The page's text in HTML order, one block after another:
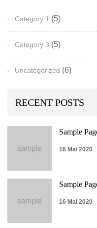
Category 1 (5)
Category 3 (5)
Uncategorized (6)
RECENT POSTS
Sample
16 Mai 2020
Sample
16 Mai 2020